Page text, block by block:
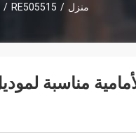
منزل /
/ RE505515 اللوحة الأمامية مناسبة لموديل جرار JOHNDEERE:4045 6068 1490 5090E